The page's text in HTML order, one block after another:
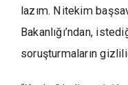
lazım. Nitekim
Bakanlığı’ndan,
soruşturmaların